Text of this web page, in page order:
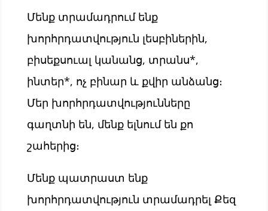
Մենք տրամադրում ենք
խորհրդատվություն լեսբիներին,
բիսեքսուալ կանանց, տրանս*,
ինտեր*, ոչ բինար և քվիր անձանց։
Մեր խորհրդատվությունները
գաղտնի են, մենք ելնում են քո
շահերից։
Մենք պատրաստ ենք
խորհրդատվություն տրամադրել Քեզ